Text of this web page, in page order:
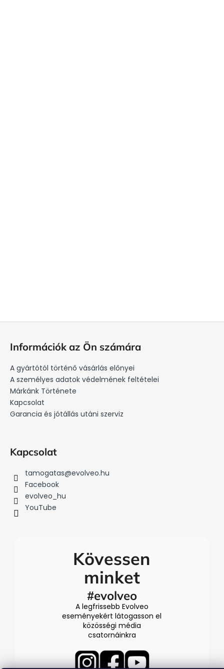
Információk az Ön számára
A gyártótól történő vásárlás előnyei
A személyes adatok védelmének feltételei
Márkánk Története
Kapcsolat
Garancia és jótállás utáni szerviz
Kapcsolat
tamogatas@evolveo.hu
Facebook
evolveo_hu
YouTube
Kövessen
minket
#evolveo
A legfrissebb Evolveo
eseményekért látogasson el
közösségi média
csatornáinkra